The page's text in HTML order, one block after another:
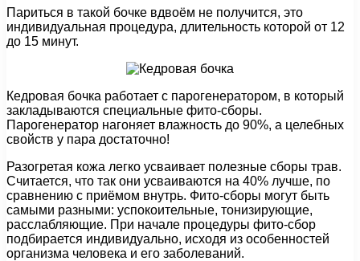
Париться в такой бочке вдвоём не получится, это
индивидуальная процедура, длительность которой от 12
до 15 минут.
Кедровая бочка работает с парогенератором, в который
закладываются специальные фито-сборы.
Парогенератор нагоняет влажность до 90%, а целебных
свойств у пара достаточно!
Разогретая кожа легко усваивает полезные сборы трав.
Считается, что так они усваиваются на 40% лучше, по
сравнению с приёмом внутрь. Фито-сборы могут быть
самыми разными: успокоительные, тонизирующие,
расслабляющие. При начале процедуры фито-сбор
подбирается индивидуально, исходя из особенностей
организма человека и его заболеваний.